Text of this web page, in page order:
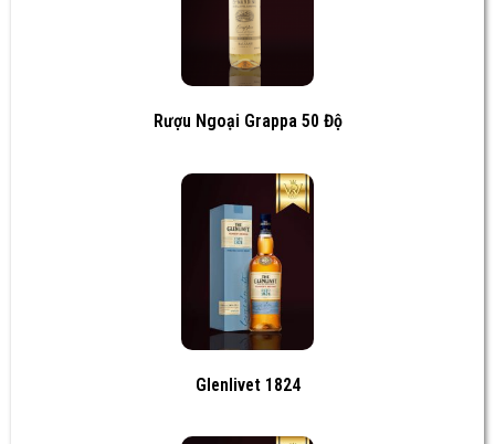
Rượu Ngoại Grappa 50 Độ
Glenlivet 1824